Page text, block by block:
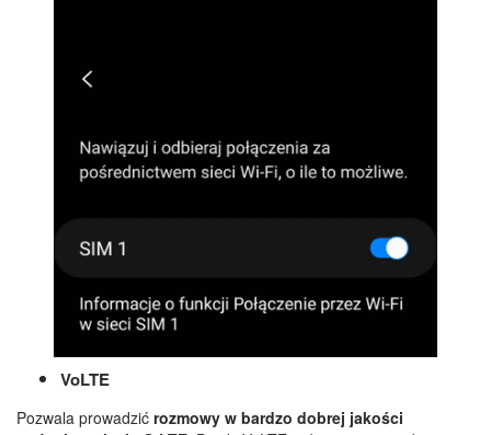
VoLTE
Pozwala prowadzić rozmowy w bardzo dobrej jakości